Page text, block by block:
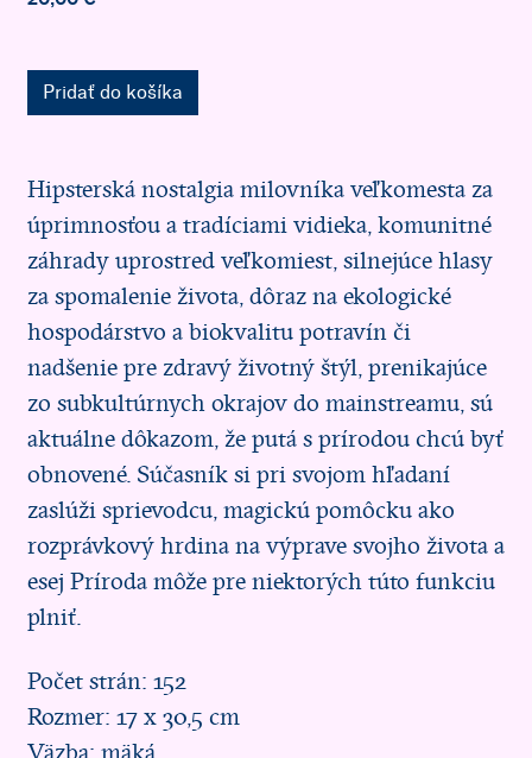
Pridať do košíka
Hipsterská nostalgia milovníka veľkomesta za
úprimnosťou a tradíciami vidieka, komunitné
záhrady uprostred veľkomiest, silnejúce hlasy
za spomalenie života, dôraz na ekologické
hospodárstvo a biokvalitu potravín či
nadšenie pre zdravý životný štýl, prenikajúce
zo subkultúrnych okrajov do mainstreamu, sú
aktuálne dôkazom, že putá s prírodou chcú byť
obnovené. Súčasník si pri svojom hľadaní
zaslúži sprievodcu, magickú pomôcku ako
rozprávkový hrdina na výprave svojho života a
esej Príroda môže pre niektorých túto funkciu
plniť.
Počet strán: 152
Rozmer: 17 x 30,5 cm